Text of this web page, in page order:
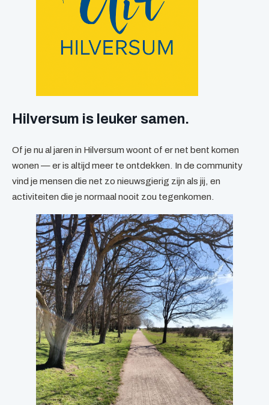
Hilversum is leuker samen.
Of je nu al jaren in Hilversum woont of er net bent komen
wonen — er is altijd meer te ontdekken. In de community
vind je mensen die net zo nieuwsgierig zijn als jij, en
activiteiten die je normaal nooit zou tegenkomen.